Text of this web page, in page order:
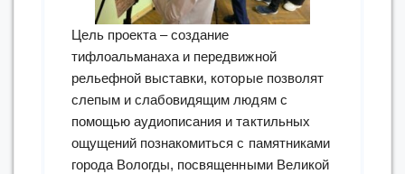
Цель проекта – создание
тифлоальманаха и передвижной
рельефной выставки, которые позволят
слепым и слабовидящим людям с
помощью аудиописания и тактильных
ощущений познакомиться с памятниками
города Вологды, посвященными Великой